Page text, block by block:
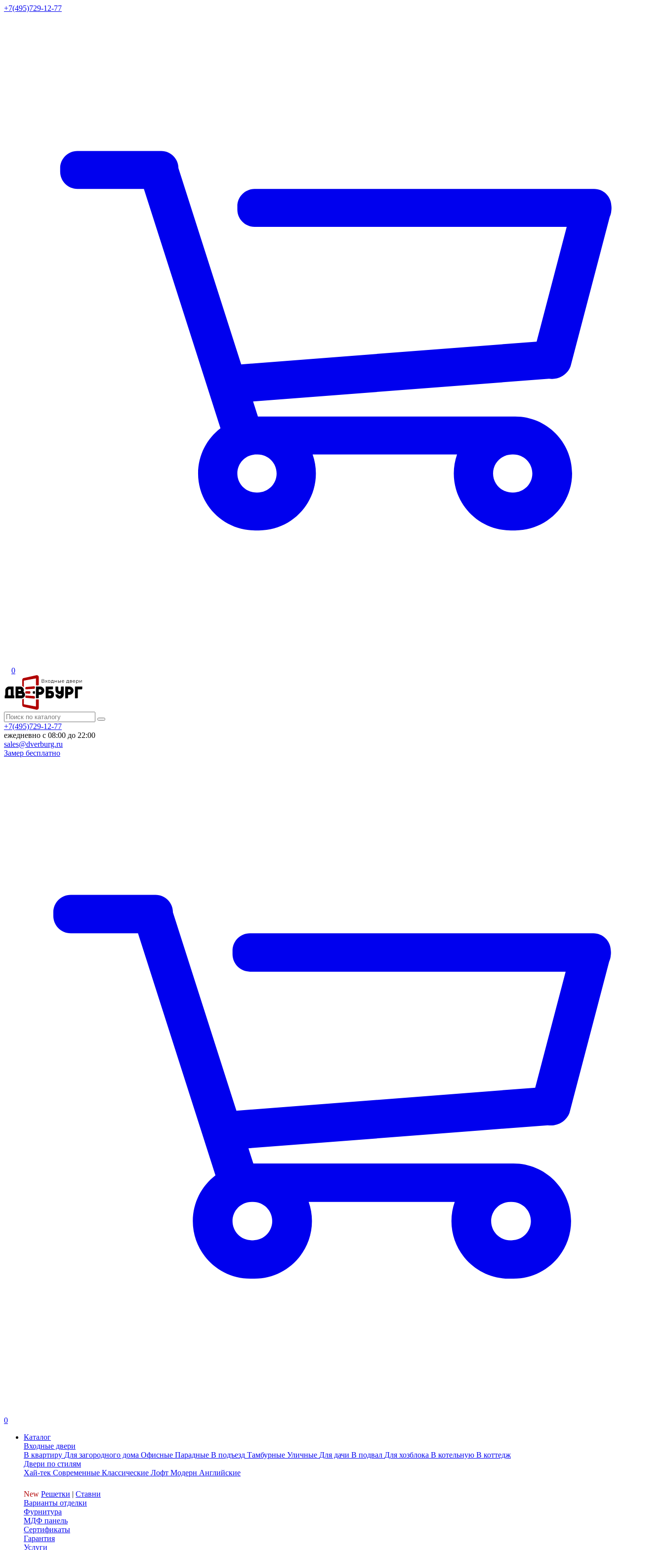
+7(495)729-12-77
0
+7(495)729-12-77
ежедневно с 08:00 до 22:00
sales@dverburg.ru
Замер бесплатно
0
Каталог
Входные двери
В квартиру Для загородного дома Офисные Парадные В подъезд Тамбурные Уличные Для дачи В подвал Для хозблока В котельную В коттедж
Двери по стилям
Хай-тек Современные Классические Лофт Модерн Английские
New Решетки | Ставни
Варианты отделки
Фурнитура
МДФ панель
Сертификаты
Гарантия
Услуги